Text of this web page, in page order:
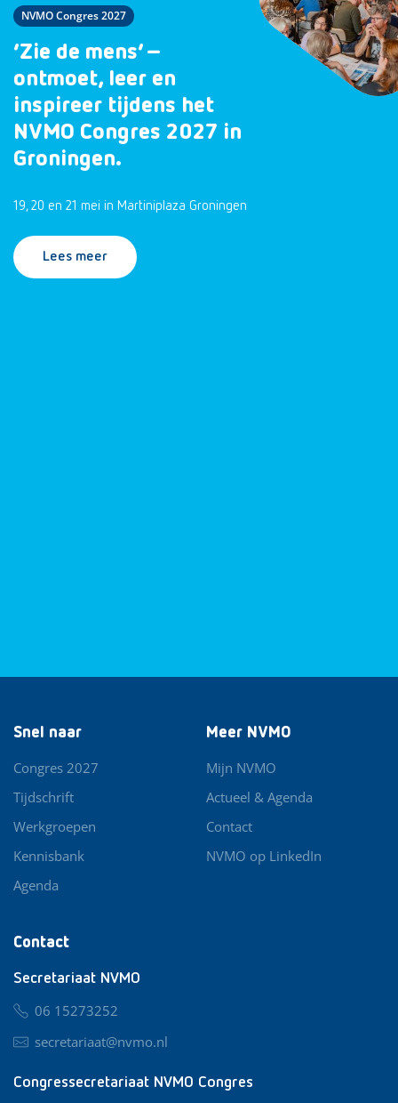
NVMO Congres 2027
‘Zie de mens’ –
ontmoet, leer en
inspireer tijdens het
NVMO Congres 2027 in
Groningen.
19, 20 en 21 mei in Martiniplaza Groningen
Lees meer
Contact
Secretariaat NVMO
06 15273252
secretariaat@nvmo.nl
Congressecretariaat NVMO Congres
Snel naar
Congres 2027
Tijdschrift
Werkgroepen
Kennisbank
Agenda
Meer NVMO
Mijn NVMO
Actueel & Agenda
Contact
NVMO op LinkedIn